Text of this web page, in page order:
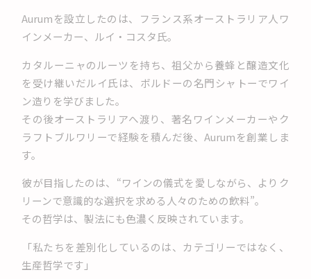
Aurumを設立したのは、フランス系オーストラリア人ワ
インメーカー、ルイ・コスタ氏。
カタルーニャのルーツを持ち、祖父から養蜂と醸造文化
を受け継いだルイ氏は、ボルドーの名門シャトーでワイ
ン造りを学びました。
その後オーストラリアへ渡り、著名ワインメーカーやク
ラフトブルワリーで経験を積んだ後、Aurumを創業しま
す。
彼が目指したのは、“ワインの儀式を愛しながら、よりク
リーンで意識的な選択を求める人々のための飲料”。
その哲学は、製法にも色濃く反映されています。
「私たちを差別化しているのは、カテゴリーではなく、
生産哲学です」